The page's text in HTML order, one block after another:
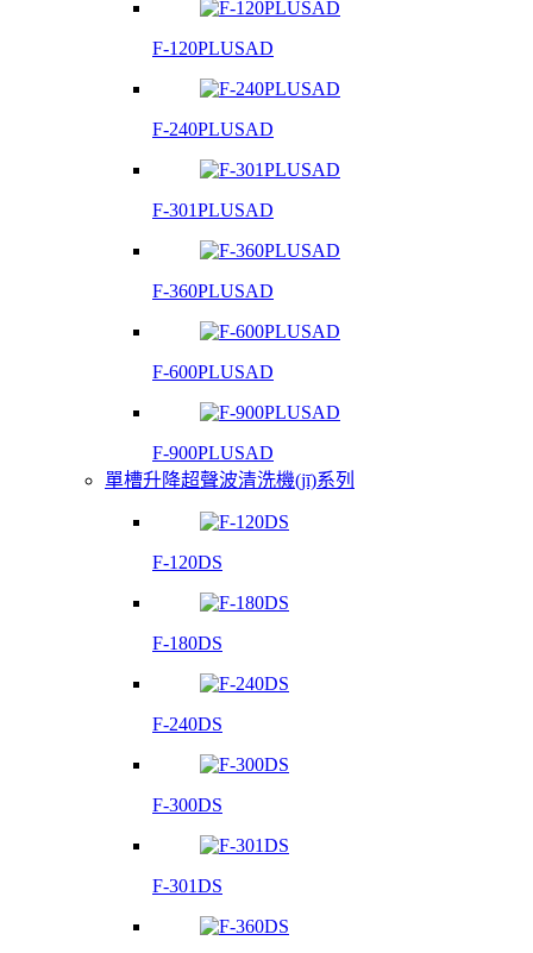
F-120PLUSAD
F-240PLUSAD
F-301PLUSAD
F-360PLUSAD
F-600PLUSAD
F-900PLUSAD
單槽升降超聲波清洗機(jī)系列
F-120DS
F-180DS
F-240DS
F-300DS
F-301DS